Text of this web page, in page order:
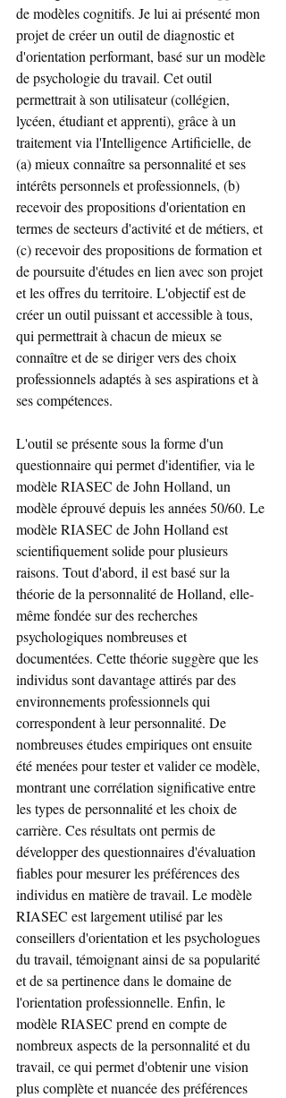
de modèles cognitifs. Je lui ai présenté mon
projet de créer un outil de diagnostic et
d'orientation performant, basé sur un modèle
de psychologie du travail. Cet outil
permettrait à son utilisateur (collégien,
lycéen, étudiant et apprenti), grâce à un
traitement via l'Intelligence Artificielle, de
(a) mieux connaître sa personnalité et ses
intérêts personnels et professionnels, (b)
recevoir des propositions d'orientation en
termes de secteurs d'activité et de métiers, et
(c) recevoir des propositions de formation et
de poursuite d'études en lien avec son projet
et les offres du territoire. L'objectif est de
créer un outil puissant et accessible à tous,
qui permettrait à chacun de mieux se
connaître et de se diriger vers des choix
professionnels adaptés à ses aspirations et à
ses compétences.
L'outil se présente sous la forme d'un
questionnaire qui permet d'identifier, via le
modèle RIASEC de John Holland, un
modèle éprouvé depuis les années 50/60. Le
modèle RIASEC de John Holland est
scientifiquement solide pour plusieurs
raisons. Tout d'abord, il est basé sur la
théorie de la personnalité de Holland, elle-
même fondée sur des recherches
psychologiques nombreuses et
documentées. Cette théorie suggère que les
individus sont davantage attirés par des
environnements professionnels qui
correspondent à leur personnalité. De
nombreuses études empiriques ont ensuite
été menées pour tester et valider ce modèle,
montrant une corrélation significative entre
les types de personnalité et les choix de
carrière. Ces résultats ont permis de
développer des questionnaires d'évaluation
fiables pour mesurer les préférences des
individus en matière de travail. Le modèle
RIASEC est largement utilisé par les
conseillers d'orientation et les psychologues
du travail, témoignant ainsi de sa popularité
et de sa pertinence dans le domaine de
l'orientation professionnelle. Enfin, le
modèle RIASEC prend en compte de
nombreux aspects de la personnalité et du
travail, ce qui permet d'obtenir une vision
plus complète et nuancée des préférences